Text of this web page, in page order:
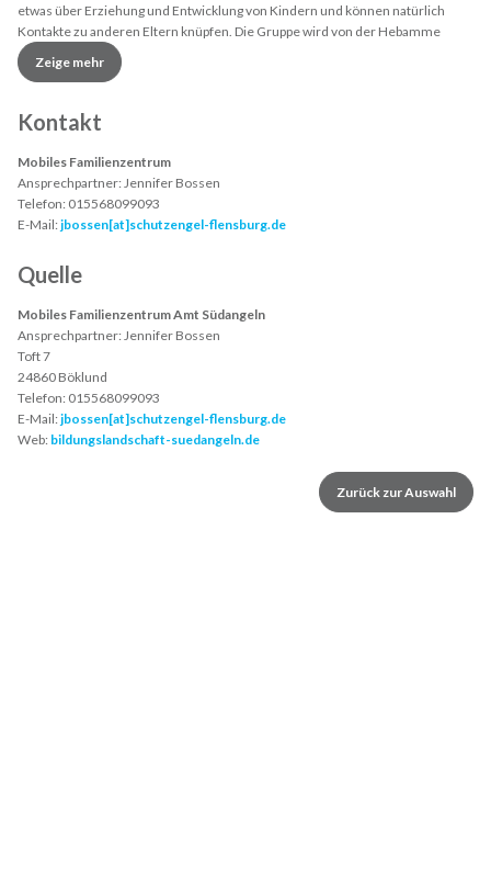
etwas über Erziehung und Entwicklung von Kindern und können natürlich
Kontakte zu anderen Eltern knüpfen. Die Gruppe wird von der Hebamme
Lisemarie Boeck begleitet.
Zeige mehr
Kontakt
Mobiles Familienzentrum
Ansprechpartner: Jennifer Bossen
Telefon: 015568099093
E-Mail: jbossen[at]schutzengel-flensburg.de
Quelle
Mobiles Familienzentrum Amt Südangeln
Ansprechpartner: Jennifer Bossen
Toft 7
24860 Böklund
Telefon: 015568099093
E-Mail: jbossen[at]schutzengel-flensburg.de
Web: bildungslandschaft-suedangeln.de
Zurück zur Auswahl